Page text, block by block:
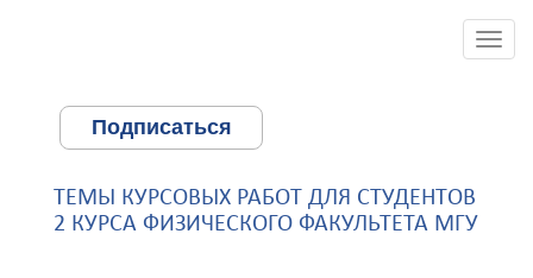
Подписаться
ТЕМЫ КУРСОВЫХ РАБОТ ДЛЯ СТУДЕНТОВ
2 КУРСА ФИЗИЧЕСКОГО ФАКУЛЬТЕТА МГУ